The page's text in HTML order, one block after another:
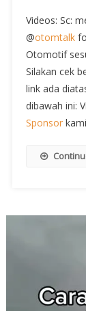
Videos: Sc:
@otomtalk
Otomotif
Silakan cek
link ada
dibawah ini:
Sponsorkami